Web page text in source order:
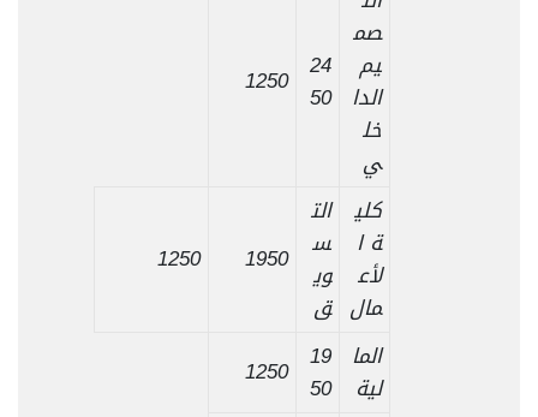
صم
يم
الدا
خل
ي
24
50
1250
كلي
ة ا
لأع
مال
الت
س
وي
ق
1950
1250
الما
لية
19
50
1250